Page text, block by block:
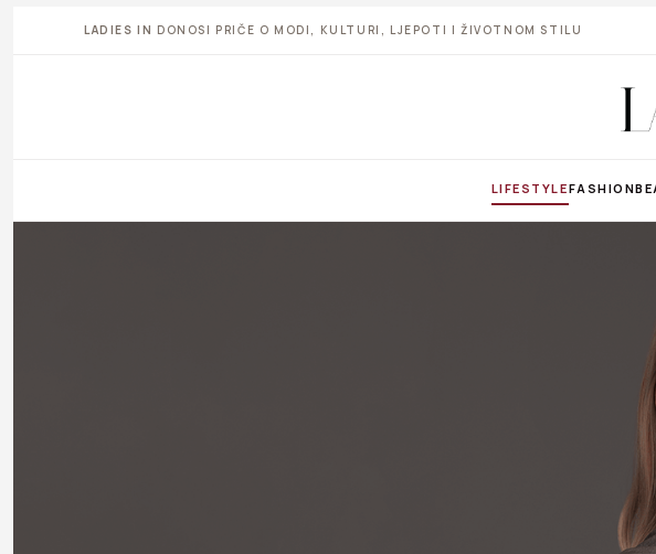
LADIES IN DONOSI PRIČE O MODI, KULTURI, LJEPOTI I ŽIVOTNOM STILU
LIFESTYLEFASHION